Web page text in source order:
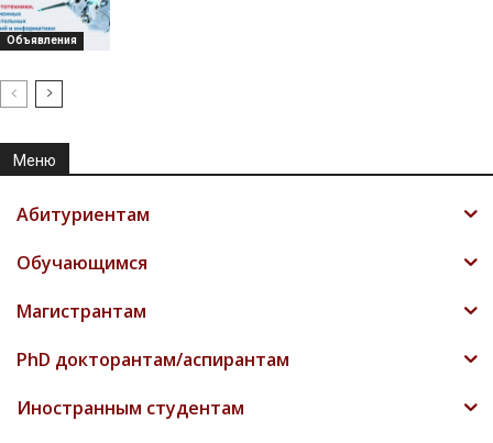
Объявления
Меню
Абитуриентам
Обучающимся
Магистрантам
PhD докторантам/аспирантам
Иностранным студентам